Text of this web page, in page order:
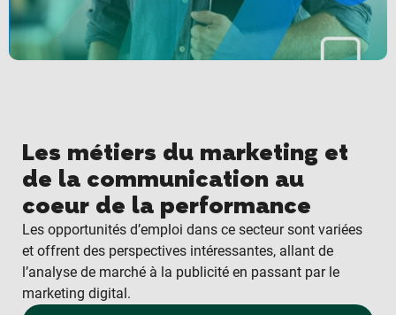
Les métiers du marketing et
de la communication au
coeur de la performance
Les opportunités d’emploi dans ce secteur sont variées
et offrent des perspectives intéressantes, allant de
l’analyse de marché à la publicité en passant par le
marketing digital .